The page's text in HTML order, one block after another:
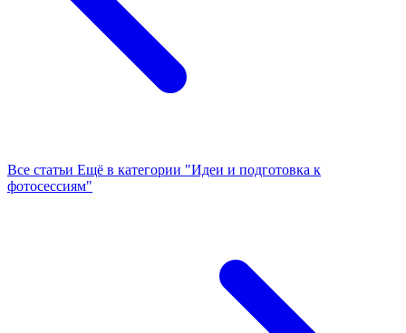
Все статьи Ещё в категории "Идеи и подготовка к
фотосессиям"